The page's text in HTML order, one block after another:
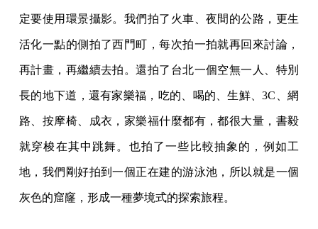
定要使用環景攝影。我們拍了火車、夜間的公路，更生
活化一點的側拍了西門町，每次拍一拍就再回來討論，
再計畫，再繼續去拍。還拍了台北一個空無一人、特別
長的地下道，還有家樂福，吃的、喝的、生鮮、3C、網
路、按摩椅、成衣，家樂福什麼都有，都很大量，書毅
就穿梭在其中跳舞。也拍了一些比較抽象的，例如工
地，我們剛好拍到一個正在建的游泳池，所以就是一個
灰色的窟窿，形成一種夢境式的探索旅程。